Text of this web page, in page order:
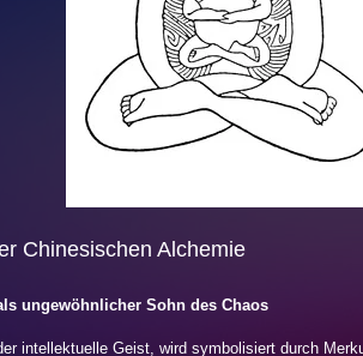
Chinesischen Alchemie
ungewöhnlicher Sohn des Chaos
intellektuelle Geist, wird symbolisiert durch